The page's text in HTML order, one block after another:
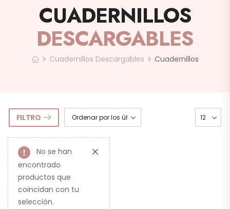
CUADERNILLOS
DESCARGABLES
> Cuadernillos Descargables > Cuadernillos
FILTRO
No se han
encontrado
productos que
coincidan con tu
selección.